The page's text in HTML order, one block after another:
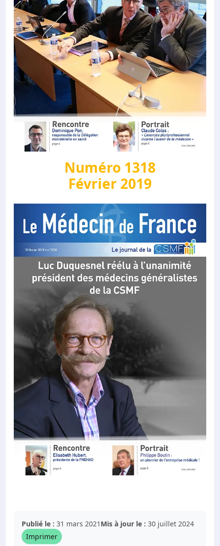
Numéro 1318
Février 2019
Publié le : 31 mars 2021 Mis à jour le : 30 juillet 2024
Imprimer